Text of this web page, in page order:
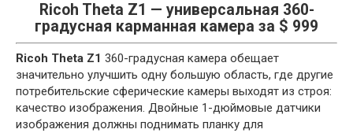
Ricoh Theta Z1 — универсальная 360-
градусная карманная камера за $ 999
Ricoh Theta Z1 360-градусная камера обещает
значительно улучшить одну большую область, где другие
потребительские сферические камеры выходят из строя:
качество изображения. Двойные 1-дюймовые датчики
изображения должны поднимать планку для